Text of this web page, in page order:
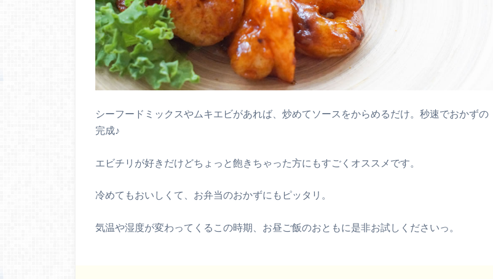
シーフードミックスやムキエビがあれば、炒めてソースをからめるだけ。秒速でおかずの
完成♪
エビチリが好きだけどちょっと飽きちゃった方にもすごくオススメです。
冷めてもおいしくて、お弁当のおかずにもピッタリ。
気温や湿度が変わってくるこの時期、お昼ご飯のおともに是非お試しくださいっ。